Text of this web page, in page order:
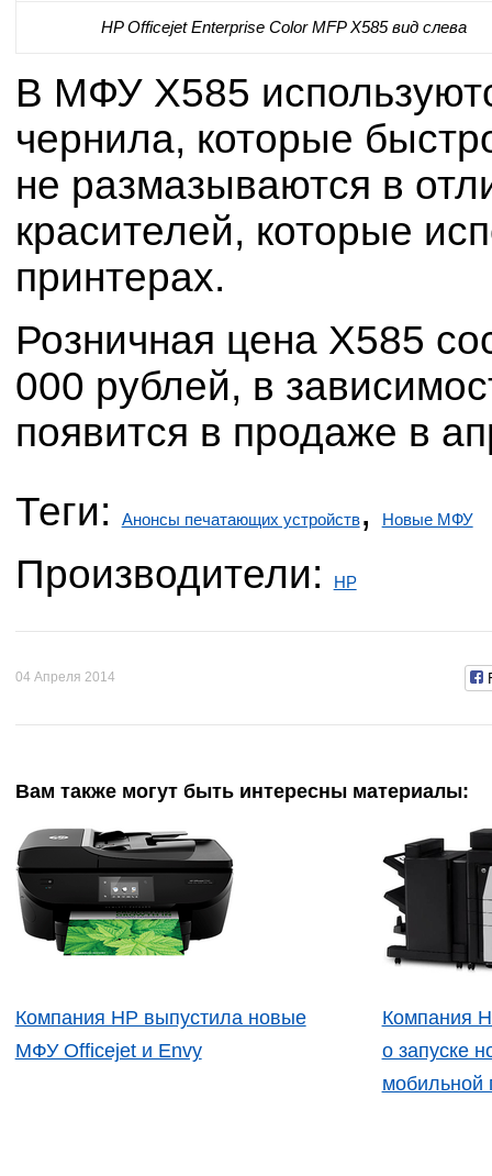
HP Officejet Enterprise Color MFP X585 вид слева
В МФУ X585
чернила, которые
не размазываются в
красителей, которые
принтерах.
Розничная цена X585
000 рублей, в
появится в продаже в
Теги:
Анонсы печатающих устройств, Новые МФУ
Производители: HP
04 Апреля 2014
Вам также могут быть интересны материалы:
Компания HP выпустила новые
МФУ Officejet и Envy
Компания
о запуске
мобильной